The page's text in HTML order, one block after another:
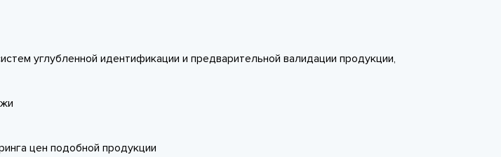
углубленной идентификации и предварительной валидации продукции,
цен подобной продукции